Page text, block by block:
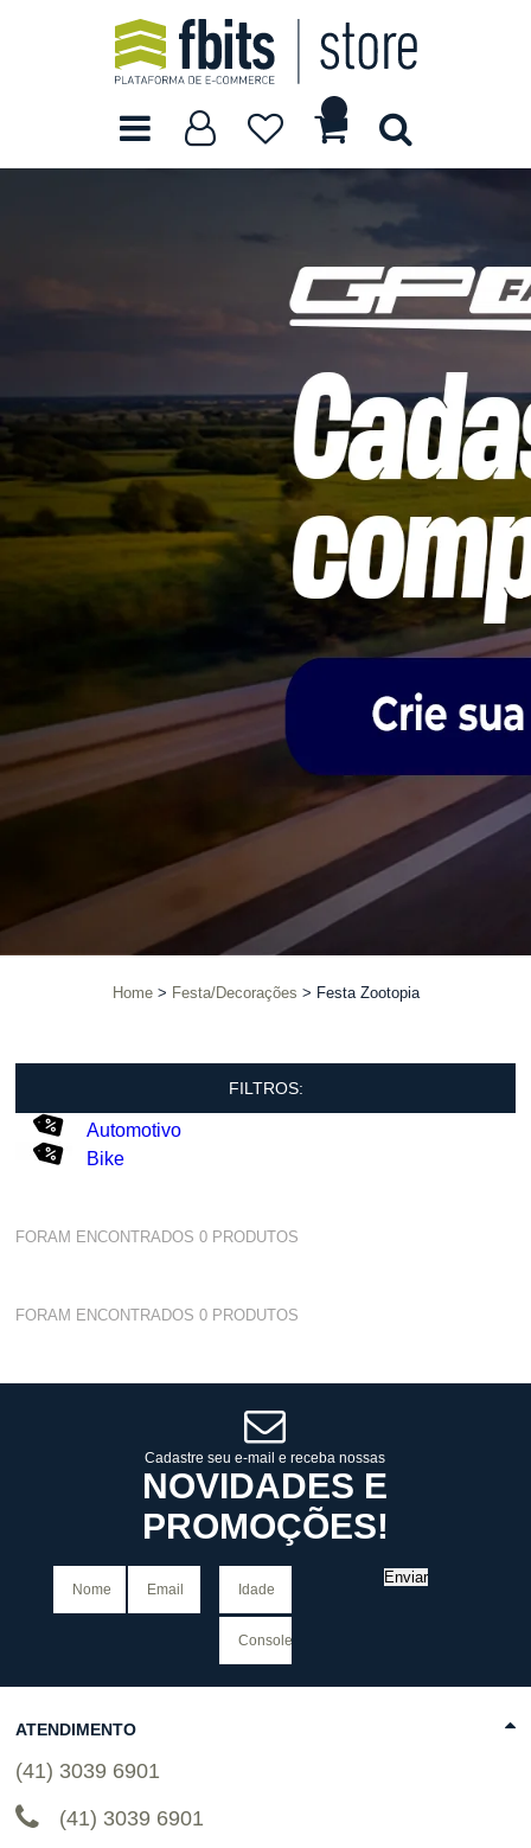
Home Festa/Decorações Festa Zootopia
FILTROS:
Automotivo
Bike
FORAM ENCONTRADOS0 PRODUTOS
FORAM ENCONTRADOS0 PRODUTOS
Cadastre seu e-mail e receba nossas
NOVIDADES E
PROMOÇÕES!
Enviar
ATENDIMENTO
(41) 3039 6901
(41) 3039 6901